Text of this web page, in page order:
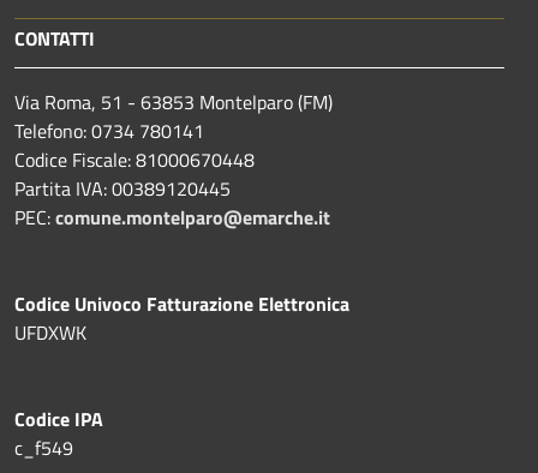
CONTATTI
Via Roma, 51 - 63853 Montelparo (FM)
Telefono: 0734 780141
Codice Fiscale: 81000670448
Partita IVA: 00389120445
PEC:comune.montelparo@emarche.it
Codice Univoco Fatturazione Elettronica
UFDXWK
Codice IPA
c_f549